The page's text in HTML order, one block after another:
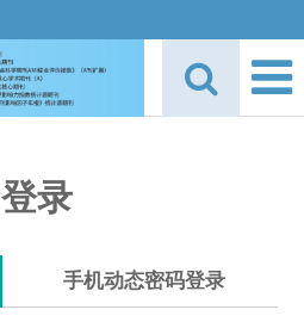
登录
手机动态密码登录